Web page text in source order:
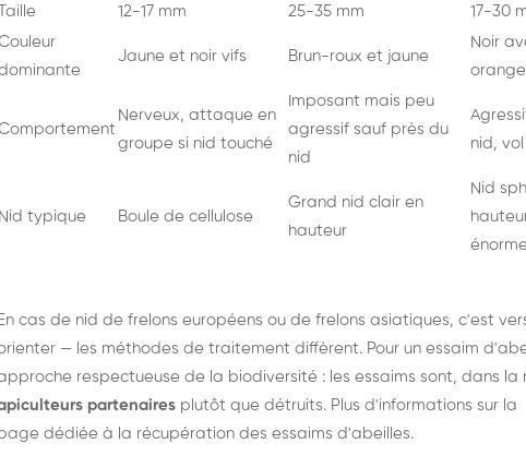
Taille
12-17 mm 25-35 mm 17-30
Jaune et noir vifs Brun-roux et jaune
Noir
orange
Nerveux, attaque en
groupe si nid touché
Imposant mais peu
agressif sauf près du
nid
nid,
Nid typique Boule de cellulose
Grand nid clair en
hauteur
Nid
En cas de nid de frelons européens ou de frelons asiatiques, c'est
— les méthodes de traitement diffèrent. Pour un essaim
respectueuse de la biodiversité : les essaims sont, dans la
partenaires plutôt que détruits. Plus d'informations sur la
dédiée à la récupération des essaims d'abeilles.